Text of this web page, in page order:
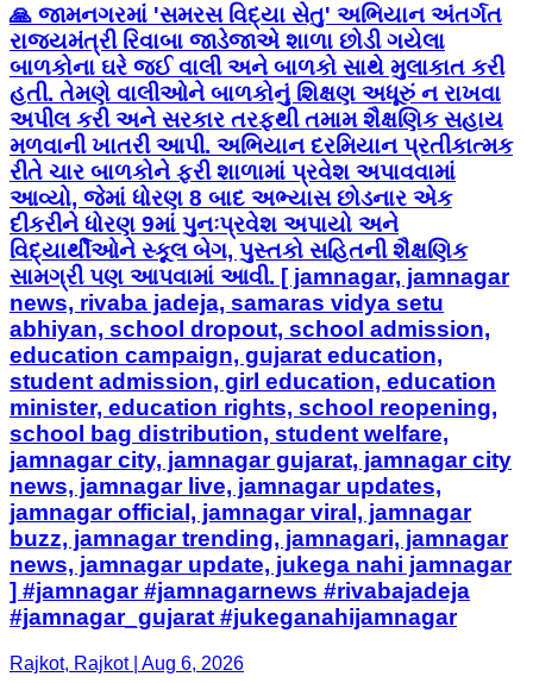
🙏 જામનગરમાં 'સમરસ વિદ્યા સેતુ' અભિયાન અંતર્ગત
રાજ્યમંત્રી રિવાબા જાડેજાએ શાળા છોડી ગયેલા
બાળકોના ઘરે જઈ વાલી અને બાળકો સાથે મુલાકાત કરી
હતી. તેમણે વાલીઓને બાળકોનું શિક્ષણ અધૂરું ન રાખવા
અપીલ કરી અને સરકાર તરફથી તમામ શૈક્ષણિક સહાય
મળવાની ખાતરી આપી. અભિયાન દરમિયાન પ્રતીકાત્મક
રીતે ચાર બાળકોને ફરી શાળામાં પ્રવેશ અપાવવામાં
આવ્યો, જેમાં ધોરણ 8 બાદ અભ્યાસ છોડનાર એક
દીકરીને ધોરણ 9માં પુનઃપ્રવેશ અપાયો અને
વિદ્યાર્થીઓને સ્કૂલ બેગ, પુસ્તકો સહિતની શૈક્ષણિક
સામગ્રી પણ આપવામાં આવી. [ jamnagar, jamnagar
news, rivaba jadeja, samaras vidya setu
abhiyan, school dropout, school admission,
education campaign, gujarat education,
student admission, girl education, education
minister, education rights, school reopening,
school bag distribution, student welfare,
jamnagar city, jamnagar gujarat, jamnagar city
news, jamnagar live, jamnagar updates,
jamnagar official, jamnagar viral, jamnagar
buzz, jamnagar trending, jamnagari, jamnagar
news, jamnagar update, jukega nahi jamnagar
] #jamnagar #jamnagarnews #rivabajadeja
#jamnagar_gujarat #jukeganahijamnagar
Rajkot, Rajkot | Aug 6, 2026